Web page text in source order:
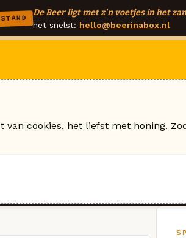
De Beer ligt met z'n voetjes in het
het snelst: hello@beerinabox.nl
van cookies, het liefst met honing.